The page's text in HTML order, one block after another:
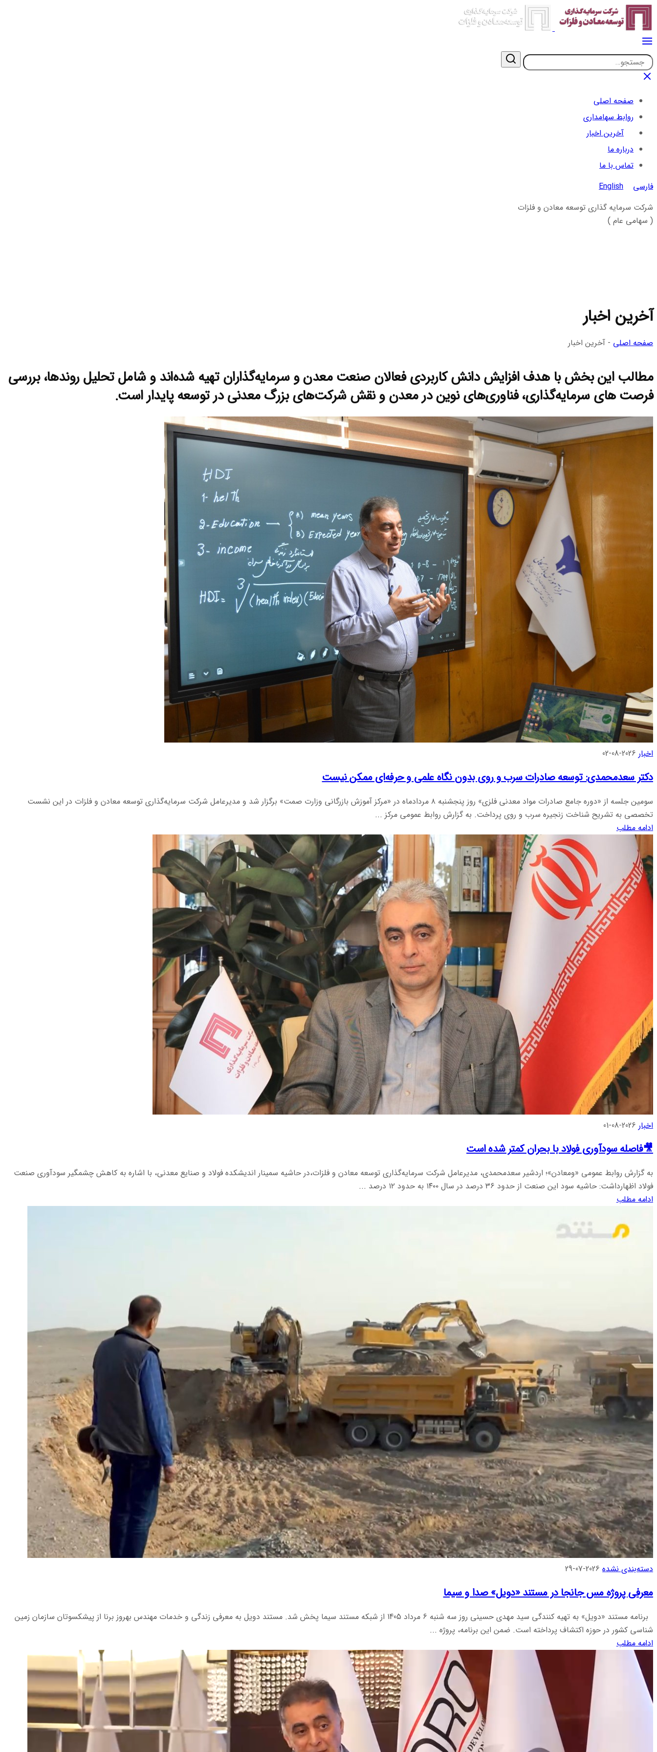
صفحه اصلی
روابط سهامداری
آخرین اخبار
درباره ما
تماس با ما
فارسی
English
شرکت سرمایه گذاری توسعه معادن و فلزات
( سهامی عام )
آخرین اخبار
صفحه اصلی - آخرین اخبار
مطالب این بخش با هدف افزایش دانش کاربردی فعالان صنعت معدن و سرمایه‌گذاران تهیه شده‌اند و شامل تحلیل روندها، بررسی
فرصت‌ های سرمایه‌گذاری، فناوری‌های نوین در معدن و نقش شرکت‌های بزرگ معدنی در توسعه پایدار است.
اخبار 2026-08-02
دکتر سعدمحمدی: توسعه صادرات سرب و روی بدون نگاه علمی و حرفه‌ای ممکن نیست
سومین جلسه از «دوره جامع صادرات مواد معدنی فلزی» روز پنجشنبه ۸ مردادماه در «مرکز آموزش بازرگانی وزارت صمت» برگزار شد و مدیرعامل شرکت سرمایه‌گذاری توسعه معادن و فلزات در این نشست
تخصصی به تشریح شناخت زنجیره سرب و روی پرداخت. به گزارش روابط عمومی مرکز ...
ادامه مطلب
اخبار 2026-08-01
🎥فاصله سودآوری فولاد با بحران کمتر شده است
به گزارش روابط عمومی «ومعادن»؛ اردشیر سعدمحمدی، مدیرعامل شرکت سرمایه‌گذاری توسعه معادن و فلزات،در حاشیه سمینار اندیشکده فولاد و صنایع معدنی، با اشاره به کاهش چشمگیر سودآوری صنعت
فولاد اظهارداشت: حاشیه سود این صنعت از حدود ۳۶ درصد در سال ۱۴۰۰ به حدود ۱۲ درصد ...
ادامه مطلب
دسته‌بندی نشده 2026-07-29
معرفی پروژه مس جانجا در مستند «دویل» صدا و سیما
برنامه مستند «دویل» به تهیه کنندگی سید مهدی حسینی روز سه شنبه 6 مرداد 1405 از شبکه مستند سیما پخش شد. مستند دویل به معرفی زندگی و خدمات مهندس بهروز برنا از پیشکسوتان سازمان زمین
شناسی کشور در حوزه اکتشاف پرداخته است. ضمن این برنامه، پروژه ...
ادامه مطلب